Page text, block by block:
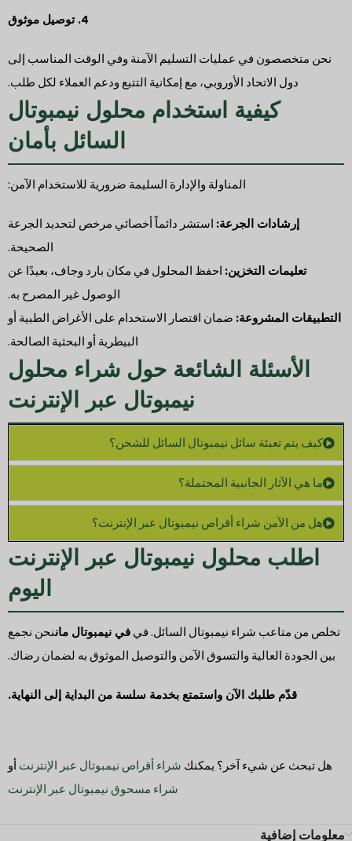
4. توصيل موثوق
نحن متخصصون في عمليات التسليم الآمنة وفي الوقت المناسب إلى
دول الاتحاد الأوروبي، مع إمكانية التتبع ودعم العملاء لكل طلب.
كيفية استخدام محلول نيمبوتال
السائل بأمان
المناولة والإدارة السليمة ضرورية للاستخدام الآمن:
إرشادات الجرعة: استشر دائماً أخصائي مرخص لتحديد الجرعة
الصحيحة.
تعليمات التخزين: احفظ المحلول في مكان بارد وجاف، بعيدًا عن
الوصول غير المصرح به.
التطبيقات المشروعة: ضمان اقتصار الاستخدام على الأغراض الطبية أو
البيطرية أو البحثية الصالحة.
الأسئلة الشائعة حول شراء محلول
نيمبوتال عبر الإنترنت
كيف يتم تعبئة سائل نيمبوتال السائل للشحن؟
ما هي الآثار الجانبية المحتملة؟
هل من الآمن شراء أقراص نيمبوتال عبر الإنترنت؟
اطلب محلول نيمبوتال عبر الإنترنت
اليوم
تخلص من متاعب شراء نيمبوتال السائل. في في نيمبوتال ماننحن نجمع
بين الجودة العالية والتسوق الآمن والتوصيل الموثوق به لضمان رضاك.
قدّم طلبك الآن واستمتع بخدمة سلسة من البداية إلى النهاية.
هل تبحث عن شيء آخر؟ يمكنك شراء أقراص نيمبوتال عبر الإنترنت أو
شراء مسحوق نيمبوتال عبر الإنترنت
معلومات إضافية